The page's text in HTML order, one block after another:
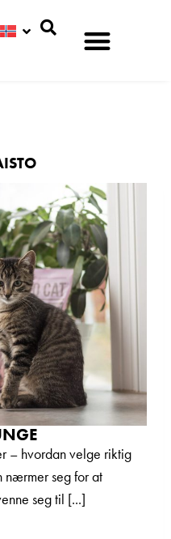
– hvordan velge riktig
nærmer seg for at
seg til [...]